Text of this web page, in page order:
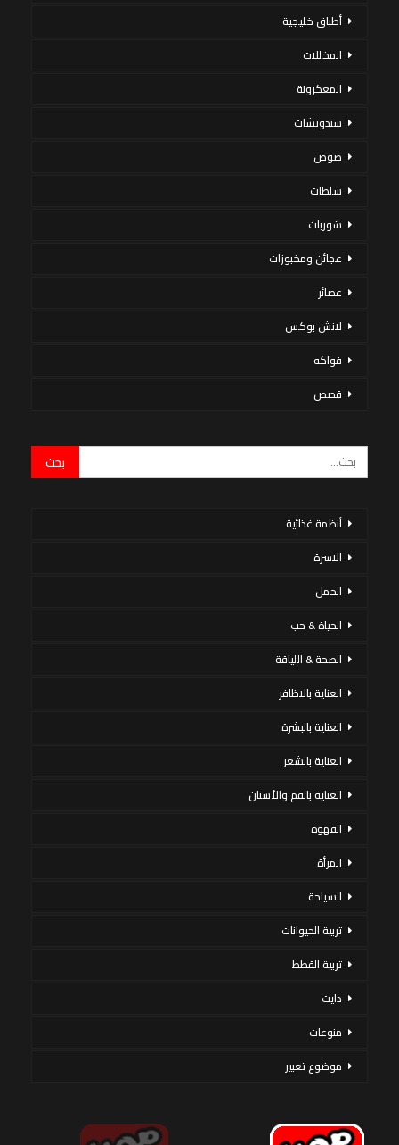
أطباق خليجية
المخللات
المعكرونة
سندوتشات
صوص
سلطات
شوربات
عجائن ومخبوزات
عصائر
لانش بوكس
فواكه
قصص
أنظمة غذائية
الاسرة
الحمل
الحياة & حب
الصحة & اللياقة
العناية بالاظافر
العناية بالبشرة
العناية بالشعر
العناية بالفم والأسنان
القهوة
المرأة
السياحة
تربية الحيوانات
تربية القطط
دايت
منوعات
موضوع تعبير